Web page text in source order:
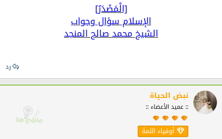
[الْمَصْدَرُ]
الإسلام سؤال وجواب
الشيخ محمد صالح المنجد
رد
نبض الحياة
:: عميد الأعضاء ::
أوفياء اللمة